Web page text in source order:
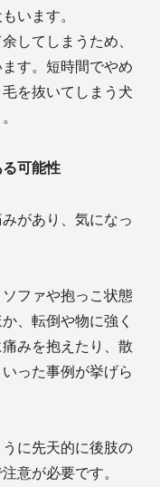
います。
してしまうため、
す。短時間でやめ
を抜いてしまう犬
可能性
があり、気になっ
ファや抱っこ状態
、転倒や物に強く
みを抱えたり、散
った事例が挙げら
に先天的に後肢の
意が必要です。